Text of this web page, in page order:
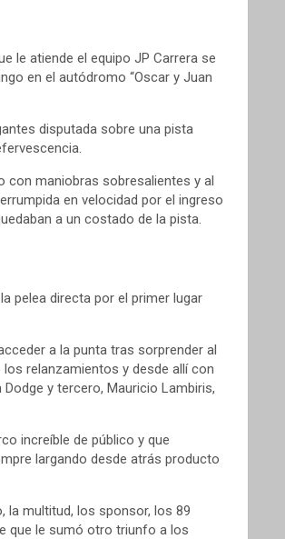
le atiende el equipo JP Carrera se
en el autódromo “Oscar y Juan
disputada sobre una pista
con maniobras sobresalientes y al
en velocidad por el ingreso
a un costado de la pista.
pelea directa por el primer lugar
a la punta tras sorprender al
relanzamientos y desde allí con
y tercero, Mauricio Lambiris,
increíble de público y que
largando desde atrás producto
la multitud, los sponsor, los 89
que le sumó otro triunfo a los